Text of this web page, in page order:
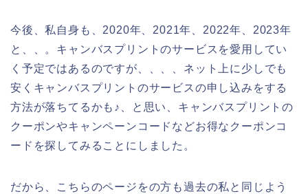
今後、私自身も、2020年、2021年、2022年、2023年
と、、。キャンバスプリントのサービスを愛用してい
く予定ではあるのですが、、、、ネット上に少しでも
安くキャンバスプリントのサービスの申し込みをする
方法が落ちてるかも♪、と思い、キャンバスプリントの
クーポンやキャンペーンコードなどお得なクーポンコ
ードを探してみることにしました。
だから、こちらのページをの方も過去の私と同じよう